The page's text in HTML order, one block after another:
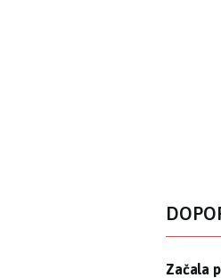
Začala
Začala